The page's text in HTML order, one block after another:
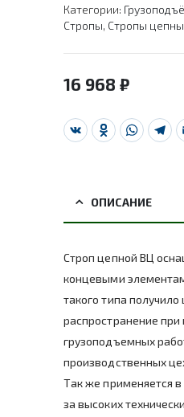
Категории:
Стропы, Стропы
16 968 ₽
VK Odnoklassniki
ОПИСАНИЕ
Строп цепной ВЦ
концевыми
такого типа
распространение
грузоподъемных
производственных
Так же применяется
за высоких